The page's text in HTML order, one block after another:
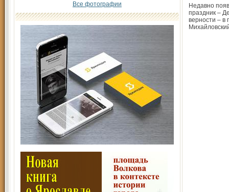
Все фотографии
Недавно
праздник –
верности – в